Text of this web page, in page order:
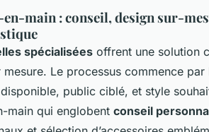
main : conseil, design sur-
spécialisées offrent une solution
mesure. Le processus commence par
public ciblé, et style
main qui englobent conseil